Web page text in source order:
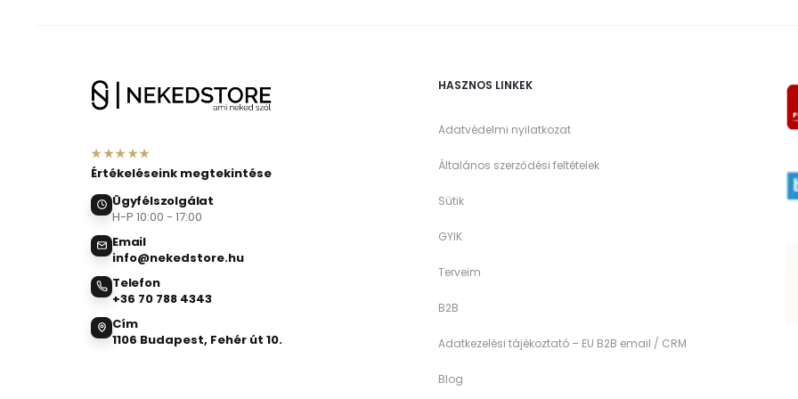
★★★★★
Értékeléseink megtekintése
Ügyfélszolgálat
H-P 10:00 - 17:00
Email
info@nekedstore.hu
Telefon
+36 70 788 4343
Cím
1106 Budapest, Fehér út 10.
HASZNOS LINKEK
Adatvédelmi nyilatkozat
Általános szerződési feltételek
Sütik
GYIK
Terveim
B2B
Adatkezelési tájékoztató – EU B2B email / CRM
Blog